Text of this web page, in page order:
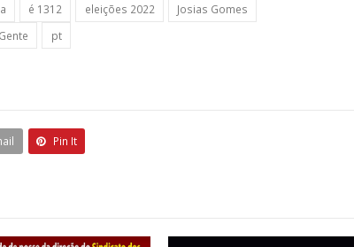
é 1312 eleições 2022
Josias Gomes
pt
Pin It